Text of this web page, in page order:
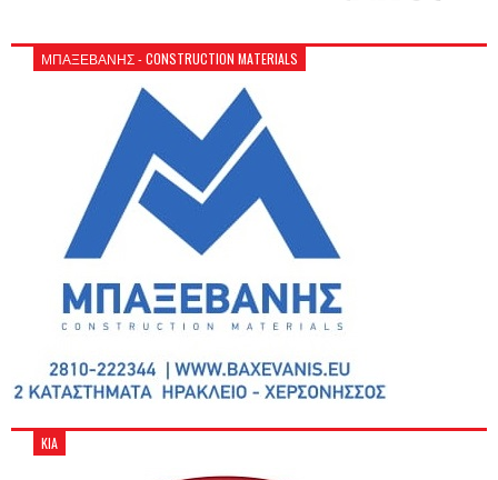
ΜΠΑΞΕΒΑΝΗΣ - CONSTRUCTION MATERIALS
KIA